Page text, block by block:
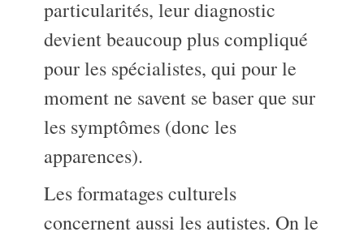
particularités, leur diagnostic
devient beaucoup plus compliqué
pour les spécialistes, qui pour le
moment ne savent se baser que sur
les symptômes (donc les
apparences).
Les formatages culturels
concernent aussi les autistes. On le